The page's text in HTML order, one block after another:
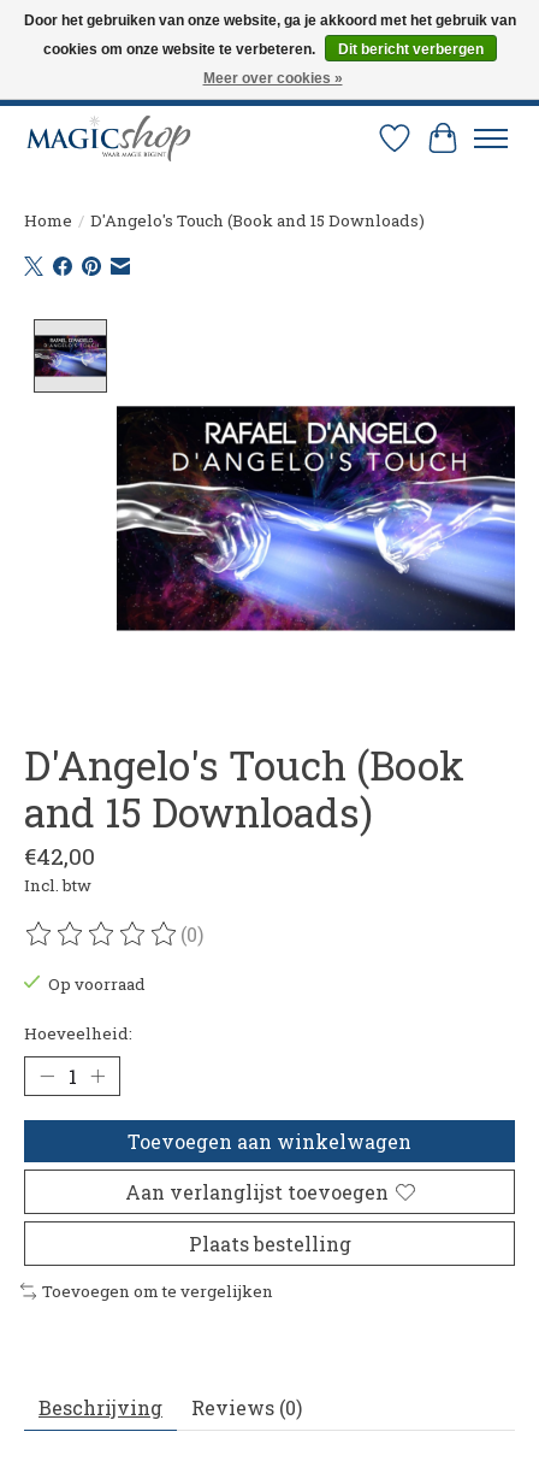
Altijd de nieuwste trucs op voorraad. Snelle verzending via PostNL en DHL.
Langskomen in onze winkel? Bel of mail om een afspraak te maken. 0251-
Verlanglijst
Home / D'Angelo's Touch (Book and 15 Downloads)
D'Angelo's Touch (Book
and 15 Downloads)
€42,00
Incl. btw
De beoordeling van dit product is
(0)
Op voorraad
Hoeveelheid:
Toevoegen aan winkelwagen
Aan verlanglijst toevoegen
Plaats bestelling
Toevoegen om te vergelijken
Beschrijving Reviews (0)
Door het gebruiken van onze website, ga je akkoord met het gebruik van
cookies om onze website te verbeteren.
Dit bericht verbergen
Meer over cookies »